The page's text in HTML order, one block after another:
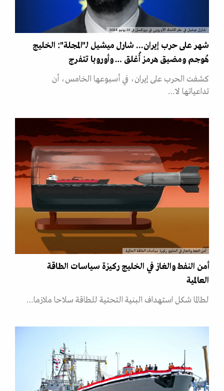
شارل ميشيل في مقر الاتحاد الأوروبي في بروكسل في 28 يونيو 2024
شهر على حرب إيران... شارل ميشيل لـ"المجلة": الخليج
هُوجم ومضيق هرمز أُغلق … وأوروبا تتفرج
كشفت الحرب على إيران، في أسبوعها الخامس، أن
تداعياتها لا…
أمن النفط والغاز في الخليج ركيزة سياسات الطاقة العالمية
أمن النفط والغاز في الخليج ركيزة سياسات الطاقة
العالمية
لطالما شكل استهداف البنية التحتية للطاقة سلاحا ملازما…